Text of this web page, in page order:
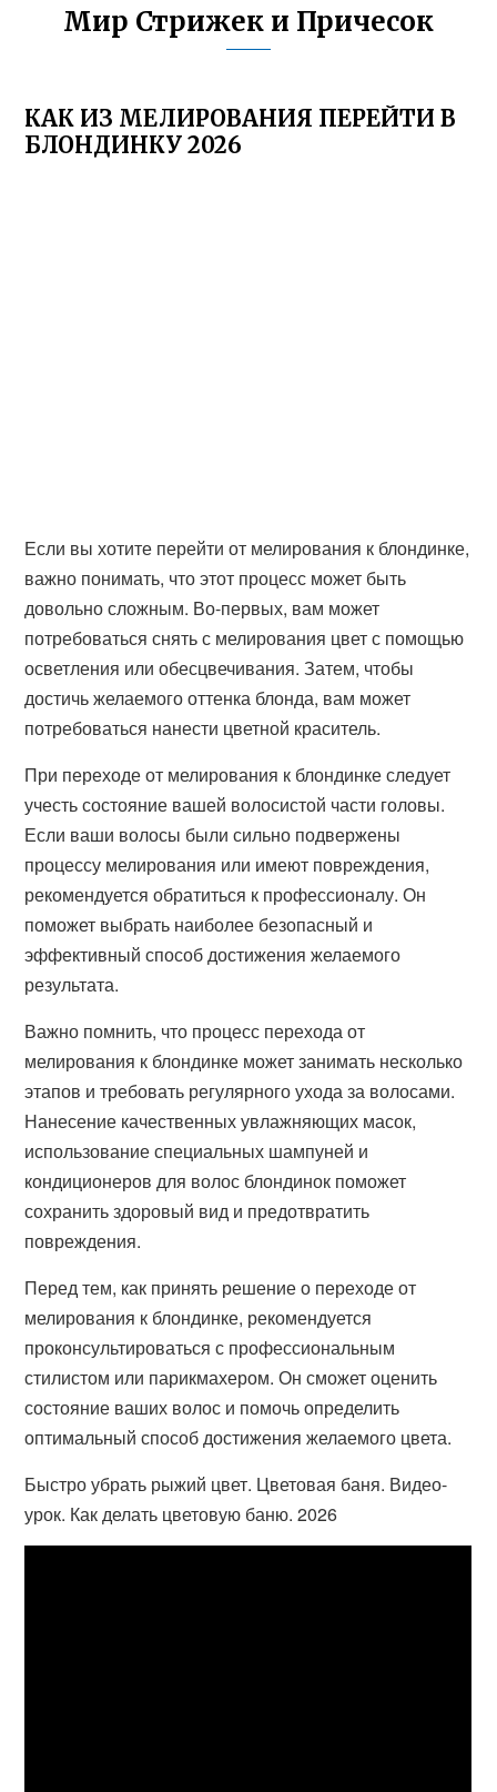
Мир Стрижек и Причесок
КАК ИЗ МЕЛИРОВАНИЯ ПЕРЕЙТИ В
БЛОНДИНКУ 2026
Если вы хотите перейти от мелирования к блондинке,
важно понимать, что этот процесс может быть
довольно сложным. Во-первых, вам может
потребоваться снять с мелирования цвет с помощью
осветления или обесцвечивания. Затем, чтобы
достичь желаемого оттенка блонда, вам может
потребоваться нанести цветной краситель.
При переходе от мелирования к блондинке следует
учесть состояние вашей волосистой части головы.
Если ваши волосы были сильно подвержены
процессу мелирования или имеют повреждения,
рекомендуется обратиться к профессионалу. Он
поможет выбрать наиболее безопасный и
эффективный способ достижения желаемого
результата.
Важно помнить, что процесс перехода от
мелирования к блондинке может занимать несколько
этапов и требовать регулярного ухода за волосами.
Нанесение качественных увлажняющих масок,
использование специальных шампуней и
кондиционеров для волос блондинок поможет
сохранить здоровый вид и предотвратить
повреждения.
Перед тем, как принять решение о переходе от
мелирования к блондинке, рекомендуется
проконсультироваться с профессиональным
стилистом или парикмахером. Он сможет оценить
состояние ваших волос и помочь определить
оптимальный способ достижения желаемого цвета.
Быстро убрать рыжий цвет. Цветовая баня. Видео-
урок. Как делать цветовую баню. 2026